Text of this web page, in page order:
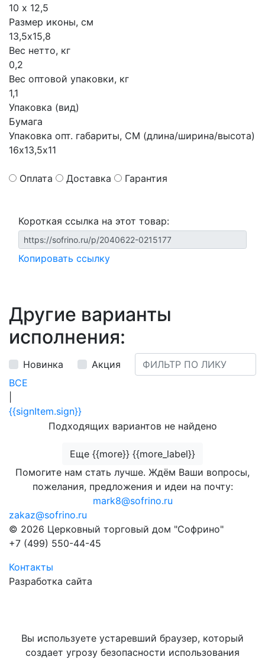
10 х 12,5
Размер иконы, см
13,5х15,8
Вес нетто, кг
0,2
Вес оптовой упаковки, кг
1,1
Упаковка (вид)
Бумага
Упаковка опт. габариты, СМ (длина/ширина/высота)
16х13,5х11
Оплата Доставка Гарантия
Короткая ссылка на этот товар:
Копировать ссылку
Другие варианты
исполнения:
Новинка
Акция
ВСЕ
{{signItem.sign}}
Подходящих вариантов не найдено
Еще {{more}} {{more_label}}
Помогите нам стать лучше. Ждём Ваши вопросы,
пожелания, предложения и идеи на почту:
mark8@sofrino.ru
zakaz@sofrino.ru
© 2026 Церковный торговый дом "Софрино"
+7 (499) 550-44-45
Контакты
Разработка сайта
Вы используете устаревший браузер, который
создает угрозу безопасности использования